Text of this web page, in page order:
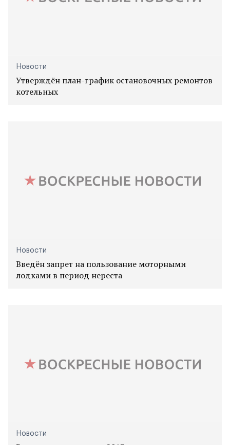
Новости
Утверждён план-график остановочных ремонтов
котельных
Новости
Введён запрет на пользование моторными
лодками в период нереста
Новости